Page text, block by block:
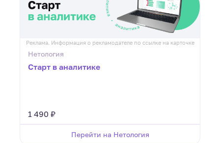
Реклама. Информация о рекламодателе по ссылке на карточке
Нетология
Старт в аналитике
1 490 ₽
Перейти на Нетология